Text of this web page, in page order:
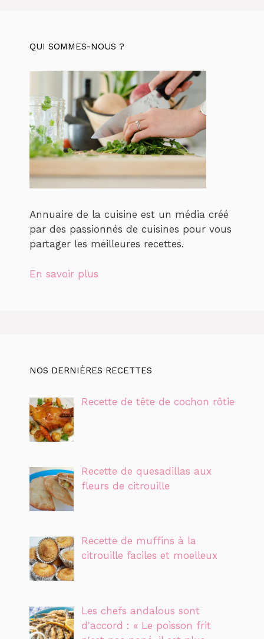
QUI SOMMES-NOUS ?
Annuaire de la cuisine est un média créé
par des passionnés de cuisines pour vous
partager les meilleures recettes.
En savoir plus
NOS DERNIÈRES RECETTES
Recette de tête de cochon rôtie
Recette de quesadillas aux
fleurs de citrouille
Recette de muffins à la
citrouille faciles et moelleux
Les chefs andalous sont
d'accord : « Le poisson frit